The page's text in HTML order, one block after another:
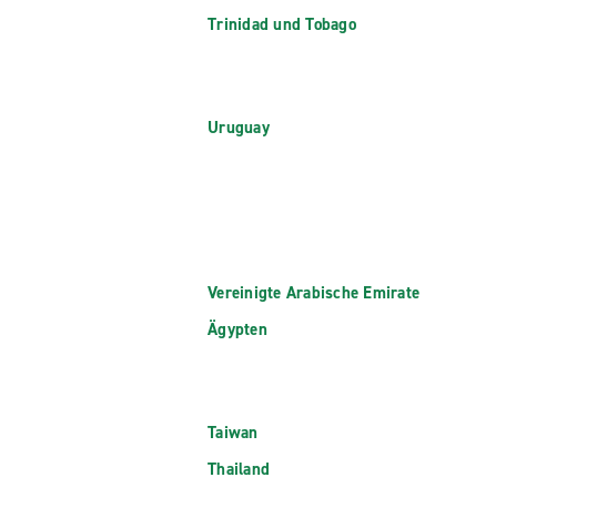
Trinidad und Tobago
Uruguay
Vereinigte Arabische Emirate
Ägypten
Taiwan
Thailand